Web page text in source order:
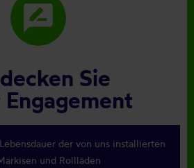
rate_review
Sie
Engagement
der von uns installierten
und Rollläden